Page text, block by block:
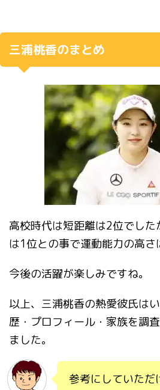
三浦桃香のまとめ
高校時代は短距離は2位でし
は1位との事で運動能力の高さ
今後の活躍が楽しみですね。
以上、三浦桃香の熱愛彼氏は
歴・プロフィール・家族を調
ました。
参考にしていただ